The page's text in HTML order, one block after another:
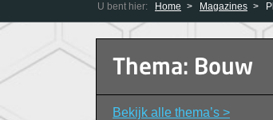
U bent hier: Home Magazines
Thema: Bouw
Bekijk alle thema’s >